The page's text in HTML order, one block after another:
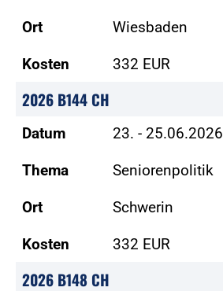
Ort Wiesbaden
Kosten 332 EUR
2026 B144 CH
Datum 23. - 25.06.2026
Thema Seniorenpolitik
Ort Schwerin
Kosten 332 EUR
2026 B148 CH